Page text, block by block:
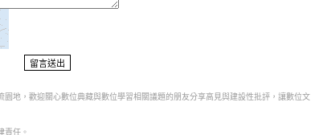
地，歡迎關心數位典藏與數位學習相關議題的朋友分享高見與建設性批評，讓數位文
責任。